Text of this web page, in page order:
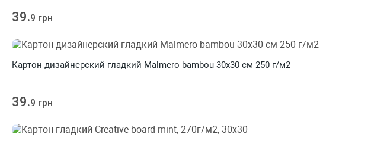
39.9 грн
Картон дизайнерский гладкий Malmero bambou 30х30 см 250 г/м2
39.9 грн